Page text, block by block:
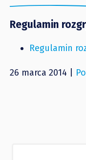
Regulamin
Regulamin
26 marca 2014 |